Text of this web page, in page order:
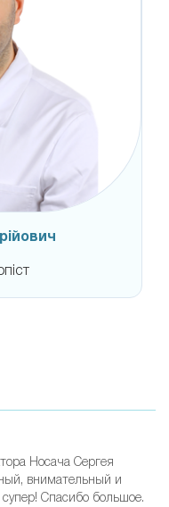
Носача Сергея
внимательный и
Спасибо большое.